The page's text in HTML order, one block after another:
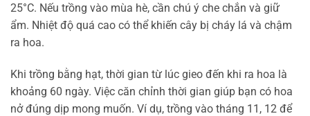
25°C. Nếu trồng vào mùa hè, cần chú ý che chắn và giữ
ẩm. Nhiệt độ quá cao có thể khiến cây bị cháy lá và chậm
ra hoa.
Khi trồng bằng hạt, thời gian từ lúc gieo đến khi ra hoa là
khoảng 60 ngày. Việc căn chỉnh thời gian giúp bạn có hoa
nở đúng dịp mong muốn. Ví dụ, trồng vào tháng 11, 12 để